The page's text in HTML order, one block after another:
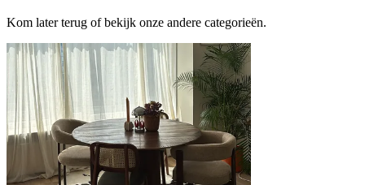
Kom later terug of bekijk onze andere categorieën.